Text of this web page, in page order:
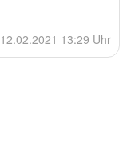
12.02.2021 13:29 Uhr